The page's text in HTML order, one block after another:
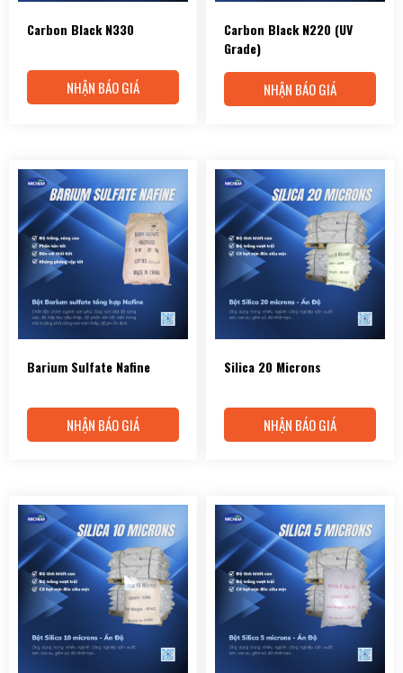
Carbon Black N330
NHẬN BÁO GIÁ
Carbon Black N220 (UV
Grade)
NHẬN BÁO GIÁ
Barium Sulfate Nafine
NHẬN BÁO GIÁ
Silica 20 Microns
NHẬN BÁO GIÁ